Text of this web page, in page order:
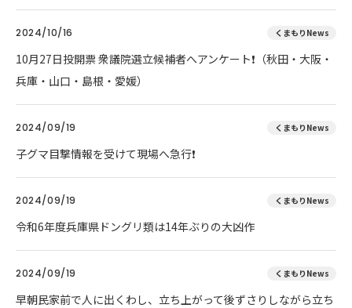
2024/10/16 くまもりNews
10月27日投開票 衆議院選立候補者へアンケート❗（秋田・大阪・
兵庫・山口・島根・愛媛）
2024/09/19 くまもりNews
子グマ目撃情報を受けて現場へ急行❗
2024/09/19 くまもりNews
令和6年度兵庫県ドングリ類は14年ぶりの大凶作
2024/09/19 くまもりNews
早朝民家前で人に出くわし、立ち上がって後ずさりしながら立ち